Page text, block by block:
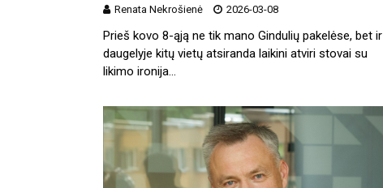
Renata Nekrošienė 2026-03-08
Prieš kovo 8-ąją ne tik mano Gindulių pakelėse, bet ir
daugelyje kitų vietų atsiranda laikini atviri stovai su
likimo ironija…